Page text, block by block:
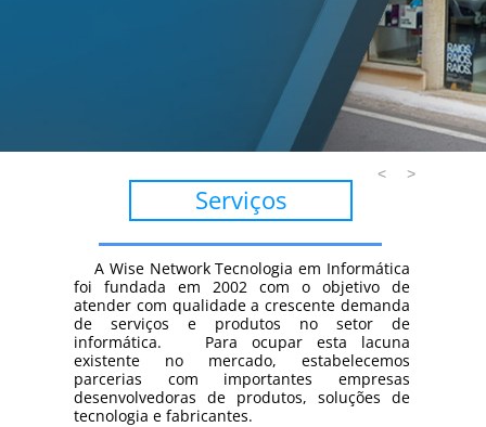
Serviços
< >
A Wise Network Tecnologia em Informática
foi fundada em 2002 com o objetivo de
atender com qualidade a crescente demanda
de serviços e produtos no setor de
informática. Para ocupar esta lacuna
existente no mercado, estabelecemos
parcerias com importantes empresas
desenvolvedoras de produtos, soluções de
tecnologia e fabricantes.